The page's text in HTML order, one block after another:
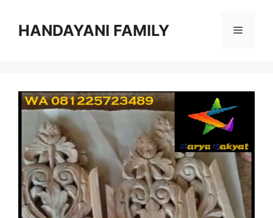
HANDAYANI FAMILY Menu